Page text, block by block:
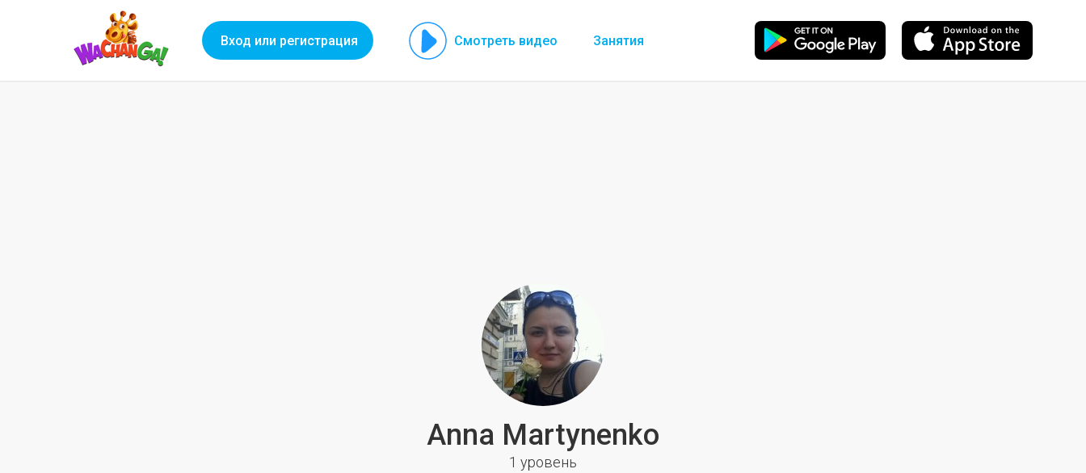
Вход или регистрация Смотреть видео Занятия
Anna Martynenko
1 уровень